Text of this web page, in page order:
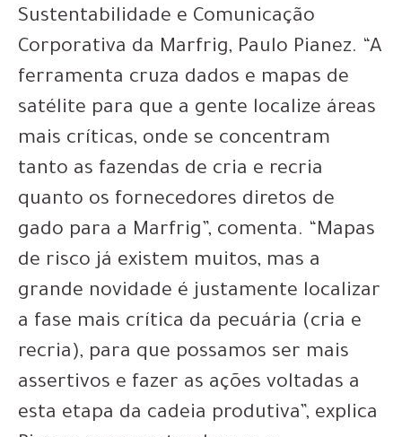
Sustentabilidade e Comunicação
Corporativa da Marfrig, Paulo Pianez. “A
ferramenta cruza dados e mapas de
satélite para que a gente localize áreas
mais críticas, onde se concentram
tanto as fazendas de cria e recria
quanto os fornecedores diretos de
gado para a Marfrig”, comenta. “Mapas
de risco já existem muitos, mas a
grande novidade é justamente localizar
a fase mais crítica da pecuária (cria e
recria), para que possamos ser mais
assertivos e fazer as ações voltadas a
esta etapa da cadeia produtiva”, explica